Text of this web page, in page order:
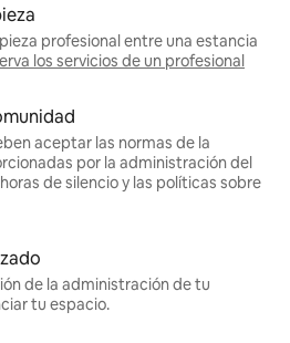
profesional entre una estancia
los servicios de un profesional
aceptar las normas de la
por la administración del
de silencio y las políticas sobre
de la administración de tu
tu espacio.